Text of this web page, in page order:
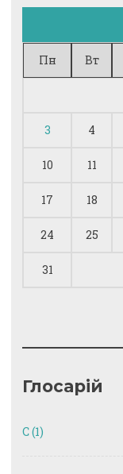
Пн Вт
3 4
10 11
17 18
24 25
31
Глосарій
C(1)